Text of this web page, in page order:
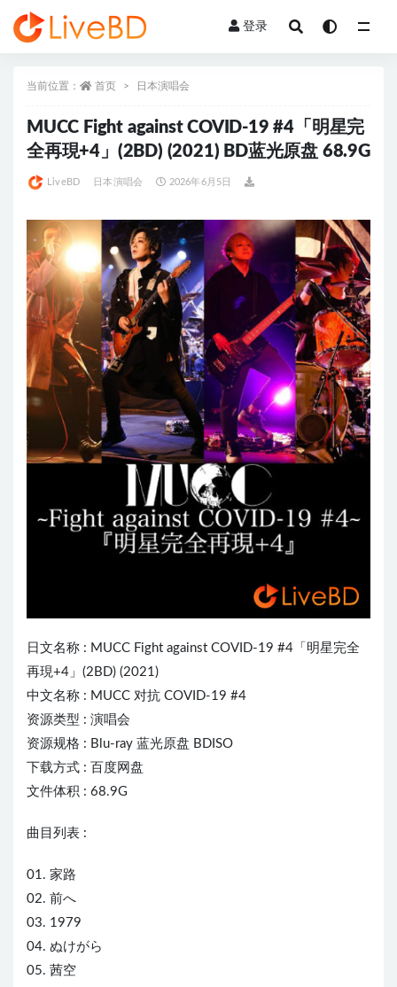
登录
当前位置： 首页 日本演唱会
MUCC Fight against COVID-19 #4「明星完
全再現+4」(2BD) (2021) BD蓝光原盘 68.9G
LiveBD 日本演唱会 2026年6月5日
日文名称 : MUCC Fight against COVID-19 #4「明星完全
再現+4」(2BD) (2021)
中文名称 : MUCC 对抗 COVID-19 #4
资源类型 : 演唱会
资源规格 : Blu-ray 蓝光原盘 BDISO
下载方式 : 百度网盘
文件体积 : 68.9G
曲目列表 :
01. 家路
02. 前へ
03. 1979
04. ぬけがら
05. 茜空